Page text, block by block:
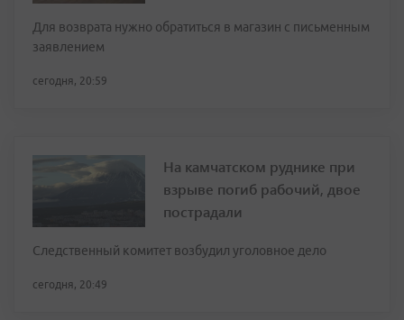
Для возврата нужно обратиться в магазин с письменным
заявлением
сегодня, 20:59
На камчатском руднике при
взрыве погиб рабочий, двое
пострадали
Следственный комитет возбудил уголовное дело
сегодня, 20:49